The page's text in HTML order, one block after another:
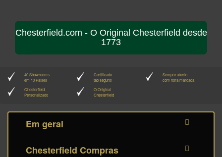
Chesterfield.com - O Original Chesterfield desde
1773
40 Showrooms
em 10 Países
Certificado
tão seguro!
Sempre aberto
com hora marcada
Chesterfield
Personalizado
O Original
Chesterfield
Em geral
Chesterfield Compras